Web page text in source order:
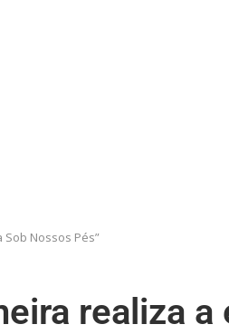
Nossos Pés”
realiza a